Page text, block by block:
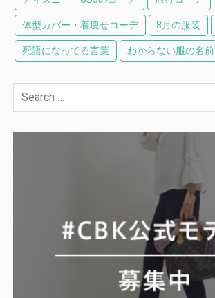
体型カバー・着痩せコーデ 8月の服装
死語になってる言葉 わからない服の名前